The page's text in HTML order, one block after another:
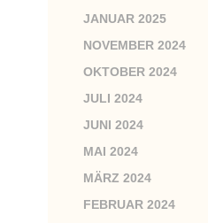
JANUAR 2025
NOVEMBER 2024
OKTOBER 2024
JULI 2024
JUNI 2024
MAI 2024
MÄRZ 2024
FEBRUAR 2024